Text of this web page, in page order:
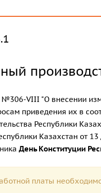
VIII "О внесении
приведения их в
Республики
Казахстан от
День Конституции
платы